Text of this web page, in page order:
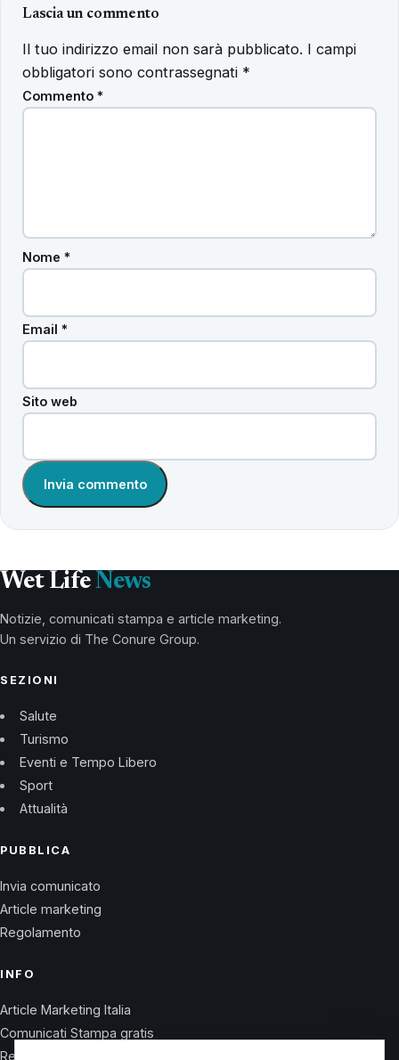
Lascia un commento
Il tuo indirizzo email non sarà pubblicato. I campi
obbligatori sono contrassegnati *
Commento *
Nome *
Email *
Sito web
Wet Life News
Notizie, comunicati stampa e article marketing.
Un servizio di The Conure Group.
SEZIONI
Salute
Turismo
Eventi e Tempo Libero
Sport
Attualità
PUBBLICA
Invia comunicato
Article marketing
Regolamento
INFO
Article Marketing Italia
Comunicati Stampa gratis
Regolamento